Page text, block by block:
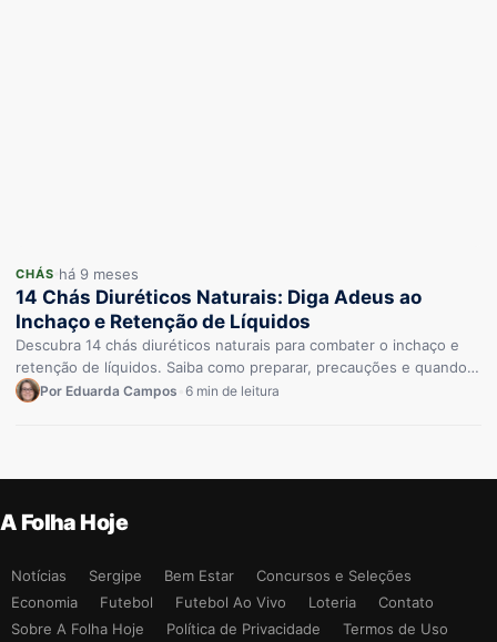
CHÁS há 9 meses
14 Chás Diuréticos Naturais: Diga Adeus ao
Inchaço e Retenção de Líquidos
Descubra 14 chás diuréticos naturais para combater o inchaço e
retenção de líquidos. Saiba como preparar, precauções e quando
procurar…
Por Eduarda Campos 6 min de leitura
A Folha Hoje
Notícias Sergipe Bem Estar
Concursos e Seleções
Economia
Futebol Futebol Ao Vivo Loteria
Contato
Sobre A Folha Hoje
Política de Privacidade Termos de Uso